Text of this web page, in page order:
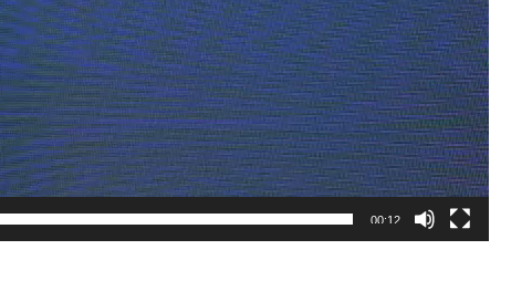
00:12